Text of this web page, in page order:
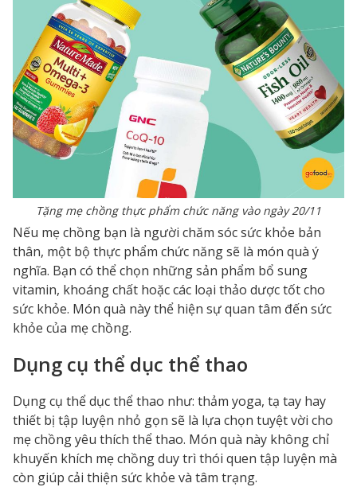
Tặng mẹ chồng thực phẩm chức năng vào ngày 20/11
Nếu mẹ chồng bạn là người chăm sóc sức khỏe bản
thân, một bộ thực phẩm chức năng sẽ là món quà ý
nghĩa. Bạn có thể chọn những sản phẩm bổ sung
vitamin, khoáng chất hoặc các loại thảo dược tốt cho
sức khỏe. Món quà này thể hiện sự quan tâm đến sức
khỏe của mẹ chồng.
Dụng cụ thể dục thể thao
Dụng cụ thể dục thể thao như: thảm yoga, tạ tay hay
thiết bị tập luyện nhỏ gọn sẽ là lựa chọn tuyệt vời cho
mẹ chồng yêu thích thể thao. Món quà này không chỉ
khuyến khích mẹ chồng duy trì thói quen tập luyện mà
còn giúp cải thiện sức khỏe và tâm trạng.